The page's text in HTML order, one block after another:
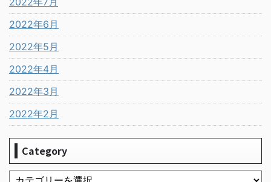
2022年6月
2022年5月
2022年4月
2022年3月
2022年2月
Category